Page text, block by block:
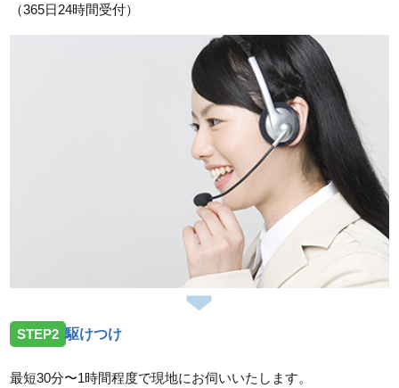
（365日24時間受付）
STEP2 駆けつけ
最短30分〜1時間程度で現地にお伺いいたします。